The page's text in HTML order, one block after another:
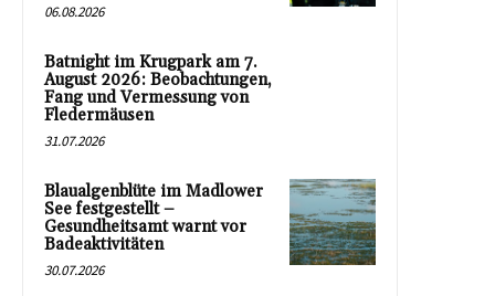
06.08.2026
Batnight im Krugpark am 7.
August 2026: Beobachtungen,
Fang und Vermessung von
Fledermäusen
31.07.2026
Blaualgenblüte im Madlower
See festgestellt –
Gesundheitsamt warnt vor
Badeaktivitäten
30.07.2026